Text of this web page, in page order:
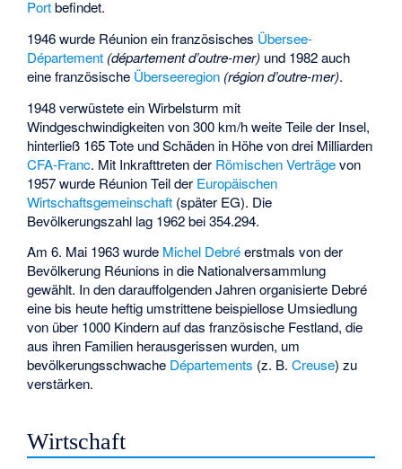
Portbefindet.
1946 wurde Réunion ein französisches Übersee-
Département (département d’outre-mer) und 1982 auch
eine französische Überseeregion (région d’outre-mer).
1948 verwüstete ein Wirbelsturm mit
Windgeschwindigkeiten von 300 km/h weite Teile der Insel,
hinterließ 165 Tote und Schäden in Höhe von drei Milliarden
CFA-Franc. Mit Inkrafttreten der Römischen Verträgevon
1957 wurde Réunion Teil der Europäischen
Wirtschaftsgemeinschaft (später EG). Die
Bevölkerungszahl lag 1962 bei 354.294.
Am 6. Mai 1963 wurde Michel Debréerstmals von der
Bevölkerung Réunions in die Nationalversammlung
gewählt. In den darauffolgenden Jahren organisierte Debré
eine bis heute heftig umstrittene beispiellose Umsiedlung
von über 1000 Kindern auf das französische Festland, die
aus ihren Familien herausgerissen wurden, um
bevölkerungsschwache Départements (z. B.Creuse) zu
verstärken.
Wirtschaft